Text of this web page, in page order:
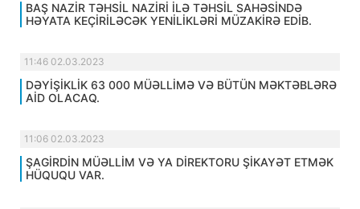
BAŞ NAZİR TƏHSİL NAZİRİ İLƏ TƏHSİL SAHƏSİNDƏ
HƏYATA KEÇİRİLƏCƏK YENİLİKLƏRİ MÜZAKİRƏ EDİB.
11:46 02.03.2023
DƏYİŞİKLİK 63 000 MÜƏLLİMƏ VƏ BÜTÜN MƏKTƏBLƏRƏ
AİD OLACAQ.
11:06 02.03.2023
ŞAGİRDİN MÜƏLLİM VƏ YA DİREKTORU ŞİKAYƏT ETMƏK
HÜQUQU VAR.